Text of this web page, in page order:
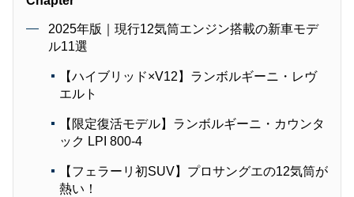
2025年版｜現行12気筒エンジン搭載の新車モデ
ル11選
【ハイブリッド×V12】ランボルギーニ・レヴ
エルト
【限定復活モデル】ランボルギーニ・カウンタ
ック LPI 800-4
【フェラーリ初SUV】プロサングエの12気筒が
熱い！